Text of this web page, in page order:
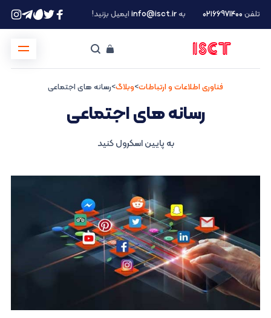
تلفن ۰۲۱66971400 بهinfo@isct.irایمیل بزنید!
فناوری اطلاعات و ارتباطات>وبلاگ>رسانه های اجتماعی
رسانه های اجتماعی
به پایین اسکرول کنید